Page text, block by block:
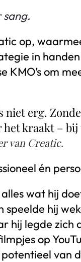
sang.
op,
in
KMO’s om
erg.
kraakt –
van Creatic.
én
wat hij
hij
hij legde zich
op
van